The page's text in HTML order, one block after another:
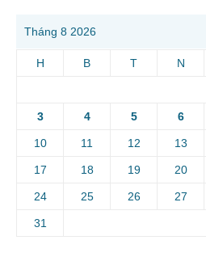
Tháng 8 2026
H B T N
3 4 5 6
10 11 12 13
17 18 19 20
24 25 26 27
31